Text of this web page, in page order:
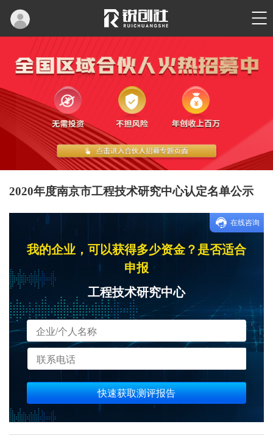
2020年度南京市工程技术研究中心认定名单公示
我的企业，可以获得多少资金？是否适合
申报
工程技术研究中心
快速获取测评报告
在线咨询